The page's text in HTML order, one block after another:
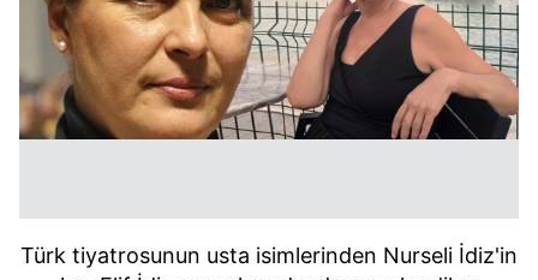
Türk tiyatrosunun usta isimlerinden Nurseli İdiz'in